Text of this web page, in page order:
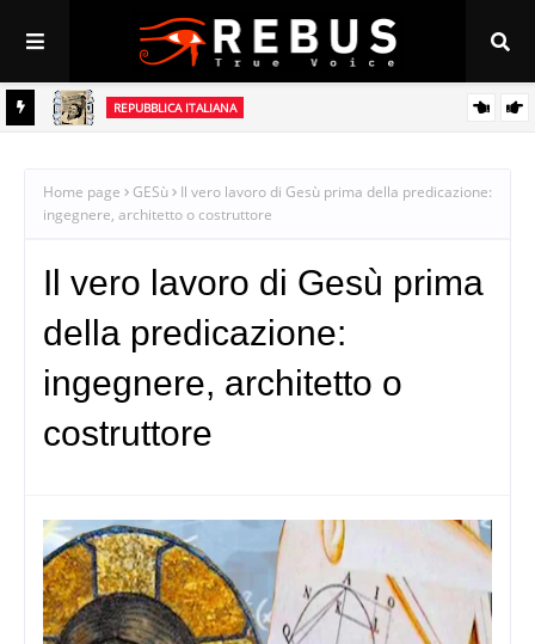
REPUBBLICA ITALIANA
Home page GESù
Il vero lavoro di Gesù prima della predicazione:
ingegnere, architetto o costruttore
Il vero lavoro di Gesù prima
della predicazione:
ingegnere, architetto o
costruttore